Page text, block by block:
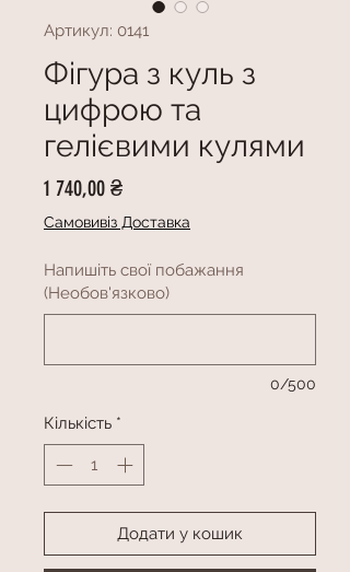
Артикул: 0141
Фігура з куль з
цифрою та
гелієвими кулями
1 740,00 ₴Ціна
Самовивіз Доставка
Напишіть свої побажання
(Необов'язково)
0/500
Кількість *
Додати у кошик